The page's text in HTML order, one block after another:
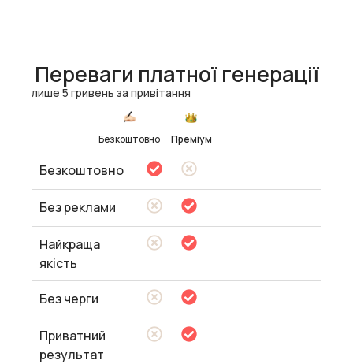
Переваги платної генерації
лише 5 гривень за привітання
Безкоштовно Преміум
Безкоштовно
Без реклами
Найкраща
якість
Без черги
Приватний
результат